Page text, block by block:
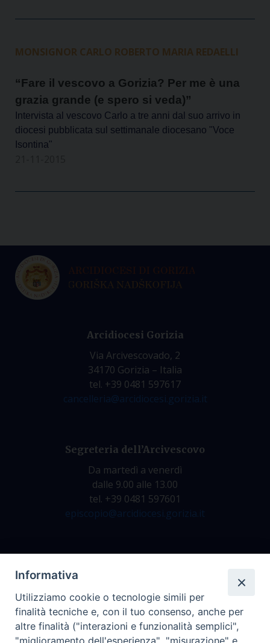
MONSIGNOR CARLO ROBERTO MARIA REDAELLI
“Fare il vescovo a Gorizia? Per me è una
grazia grande (e spero si veda)”
Intervista al vescovo Carlo a tre anni dal suo arrivo in
diocesi pubblicata sul settimanale diocesano "Voce
Isontina"
Arcidiocesi Gorizia
Via Arcivescovado, 2
34170 Gorizia – Italia
tel. +39 0481 597617
cancelleria@arcidiocesi.gorizia.it
Segreteria dell’Arcivescovo
Da martedì a venerdì
dalle 9.00 alle 13.00
tel. +39 0481 597601
episcopio@arcidiocesi.gorizia.it
dalle 9.00 alle 12.30
tel. +39 0481 597628
archivio@arcidiocesi.gorizia.it
Informativa
Utilizziamo cookie o tecnologie simili per
finalità tecniche e, con il tuo consenso, anche per
altre finalità ("interazioni e funzionalità semplici",